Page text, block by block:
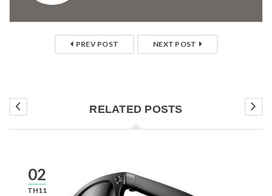
PREV POST NEXT POST
RELATED POSTS
02
TH11